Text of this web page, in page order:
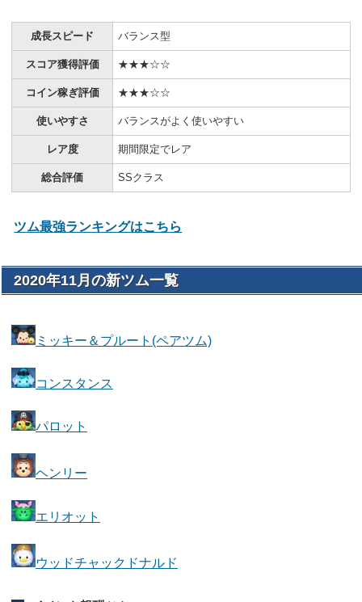
成長スピード バランス型
スコア獲得評価 ★★★☆☆
コイン稼ぎ評価 ★★★☆☆
使いやすさ バランスがよく使いやすい
レア度 期間限定でレア
総合評価 SSクラス
ツム最強ランキングはこちら
2020年11月の新ツム一覧
ミッキー＆プルート(ペアツム)
コンスタンス
パロット
ヘンリー
エリオット
ウッドチャックドナルド